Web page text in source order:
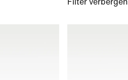
Filter verbergen